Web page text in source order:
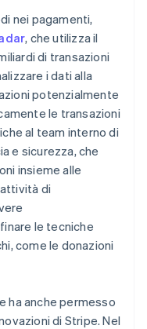
nei pagamenti,
, che utilizza il
di transazioni
i dati alla
potenzialmente
le transazioni
al team interno di
e sicurezza, che
insieme alle
di
le tecniche
come le donazioni
ha anche permesso
di Stripe. Nel